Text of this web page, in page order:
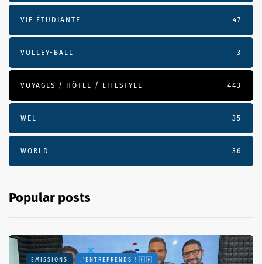
VIE ÉTUDIANTE 47
VOLLEY-BALL 3
VOYAGES / HÔTEL / LIFESTYLE 443
WEL 35
WORLD 36
Popular posts
EMISSIONS J'ENTREPRENDS ! 🇫🇷